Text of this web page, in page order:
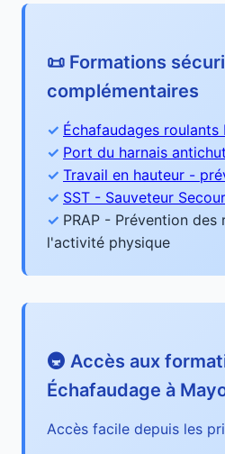
📜 Formations
complémentaires
Échafaudages roulants
Port du harnais
Travail en hauteur -
SST - Sauveteur
PRAP - Prévention des
l'activité physique
🚇 Accès aux
Échafaudage à
Accès facile depuis les